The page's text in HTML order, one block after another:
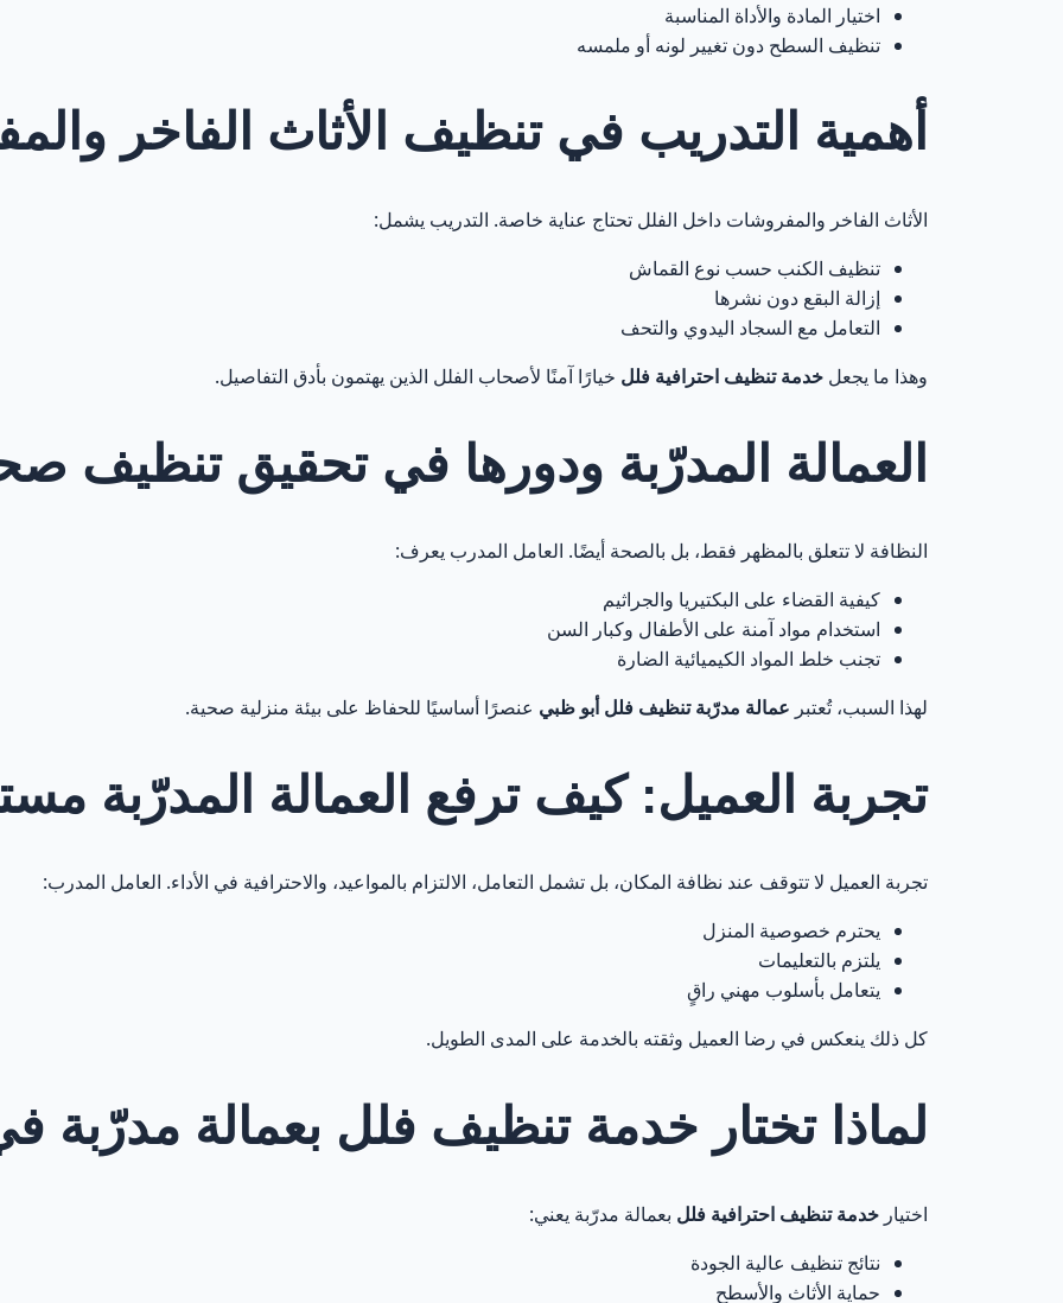
اختيار المادة والأداة المناسبة
تنظيف السطح دون تغيير لونه أو ملمسه
أهمية التدريب في تنظيف الأثاث الفاخر
الأثاث الفاخر والمفروشات داخل الفلل تحتاج عناية خاصة. التدريب يشمل:
تنظيف الكنب حسب نوع القماش
إزالة البقع دون نشرها
التعامل مع السجاد اليدوي والتحف
وهذا ما يجعل خدمة تنظيف احترافية فلل خيارًا آمنًا لأصحاب الفلل الذين يهتمون بأدق التفاصيل.
العمالة المدرّبة ودورها في تحقيق تنظيف
النظافة لا تتعلق بالمظهر فقط، بل بالصحة أيضًا. العامل المدرب يعرف:
كيفية القضاء على البكتيريا والجراثيم
استخدام مواد آمنة على الأطفال وكبار السن
تجنب خلط المواد الكيميائية الضارة
لهذا السبب، تُعتبر عمالة مدرّبة تنظيف فلل أبو ظبي عنصرًا أساسيًا للحفاظ على بيئة منزلية صحية.
تجربة العميل: كيف ترفع العمالة المدرّبة
تجربة العميل لا تتوقف عند نظافة المكان، بل تشمل التعامل، الالتزام بالمواعيد، والاحترافية في الأداء. العامل المدرب:
يحترم خصوصية المنزل
يلتزم بالتعليمات
يتعامل بأسلوب مهني راقٍ
كل ذلك ينعكس في رضا العميل وثقته بالخدمة على المدى الطويل.
لماذا تختار خدمة تنظيف فلل بعمالة مدرّبة
اختيار خدمة تنظيف احترافية فلل بعمالة مدرّبة يعني:
نتائج تنظيف عالية الجودة
حماية الأثاث والأسطح